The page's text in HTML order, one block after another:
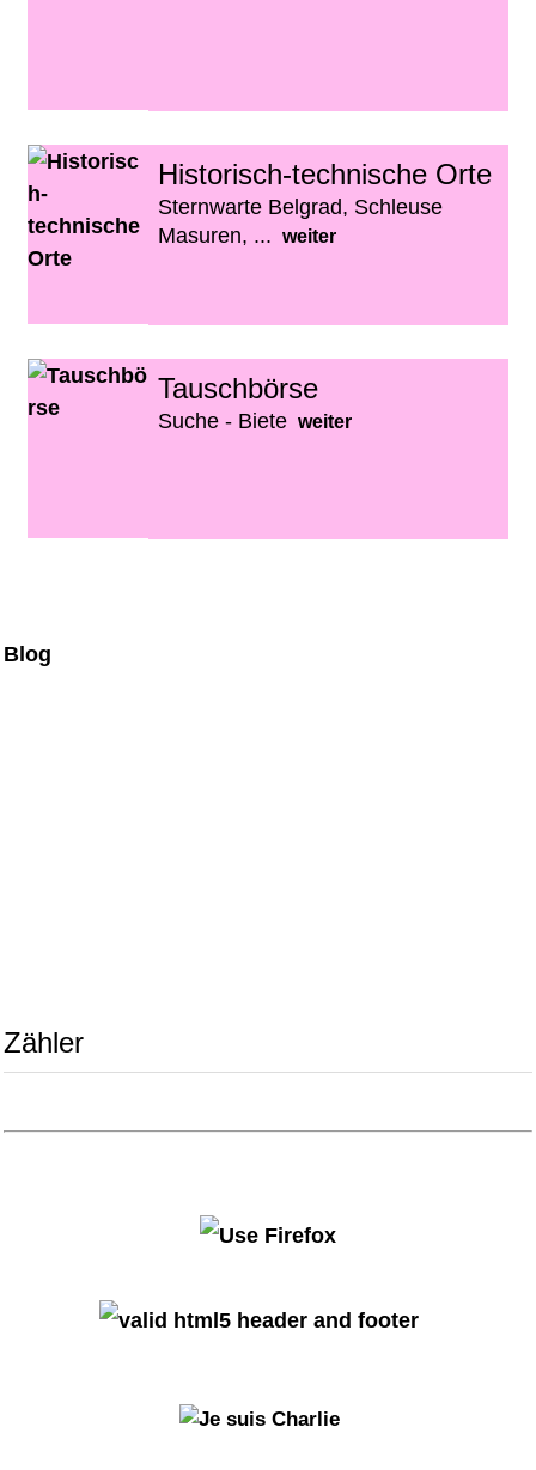
Historisch-technische Orte
Sternwarte Belgrad, Schleuse
Masuren, ...
weiter
Tauschbörse
Suche - Biete weiter
Blog
Zähler